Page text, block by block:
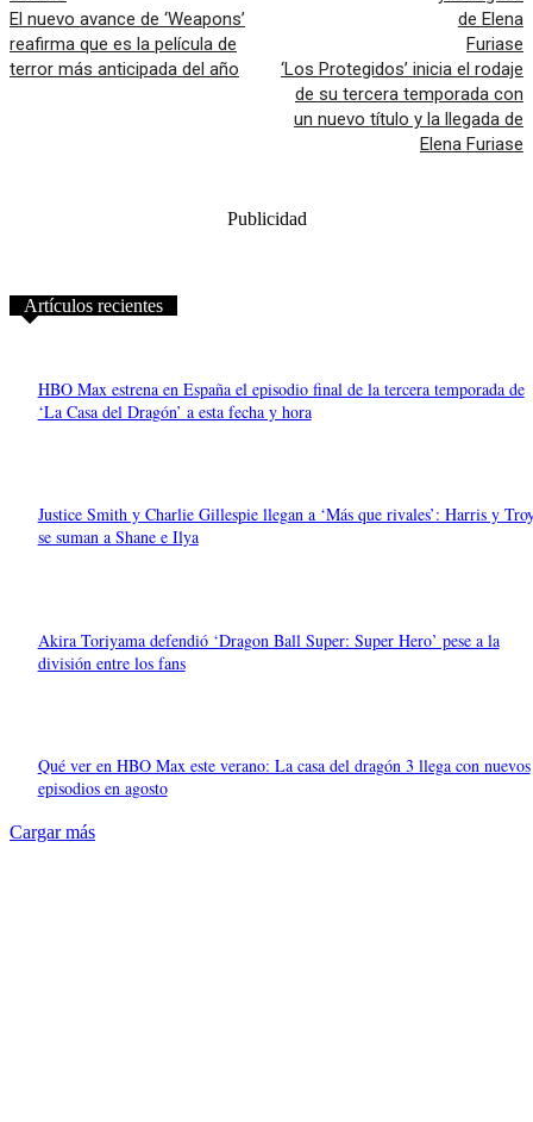
El nuevo avance de ‘Weapons’
reafirma que es la película de
terror más anticipada del año
‘Los Protegidos’ inicia el rodaje
de su tercera temporada con
un nuevo título y la llegada de
Elena Furiase
Publicidad
Artículos recientes
HBO Max estrena en España el episodio final de la tercera temporada de
‘La Casa del Dragón’ a esta fecha y hora
Justice Smith y Charlie Gillespie llegan a ‘Más que rivales’: Harris y
se suman a Shane e Ilya
Akira Toriyama defendió ‘Dragon Ball Super: Super Hero’ pese a la
división entre los fans
Qué ver en HBO Max este verano: La casa del dragón 3 llega con nuevos
episodios en agosto
Cargar más